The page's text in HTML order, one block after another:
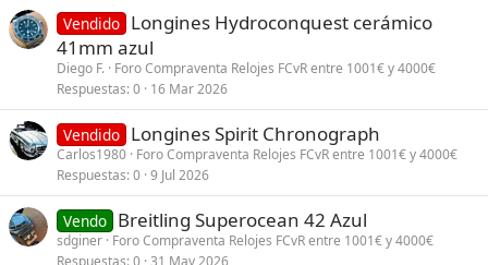
Vendido Longines Hydroconquest cerámico
41mm azul
Diego F. Foro Compraventa Relojes FCvR entre 1001€ y 4000€
Respuestas 0 16 Mar 2026
Vendido Longines Spirit Chronograph
Carlos1980 Foro Compraventa Relojes FCvR entre 1001€ y 4000€
Respuestas 0 9 Jul 2026
Vendo Breitling Superocean 42 Azul
sdginer Foro Compraventa Relojes FCvR entre 1001€ y 4000€
Respuestas 0 31 May 2026